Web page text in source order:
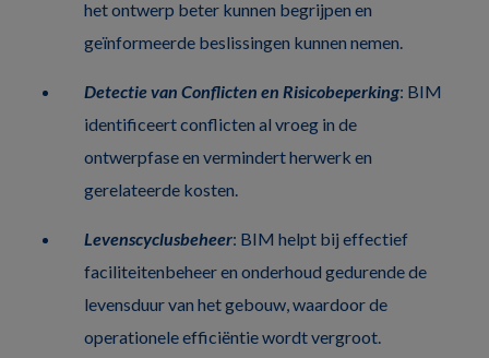
het ontwerp beter kunnen begrijpen en
geïnformeerde beslissingen kunnen nemen.
Detectie van Conflicten en Risicobeperking: BIM
identificeert conflicten al vroeg in de
ontwerpfase en vermindert herwerk en
gerelateerde kosten.
Levenscyclusbeheer: BIM helpt bij effectief
faciliteitenbeheer en onderhoud gedurende de
levensduur van het gebouw, waardoor de
operationele efficiëntie wordt vergroot.